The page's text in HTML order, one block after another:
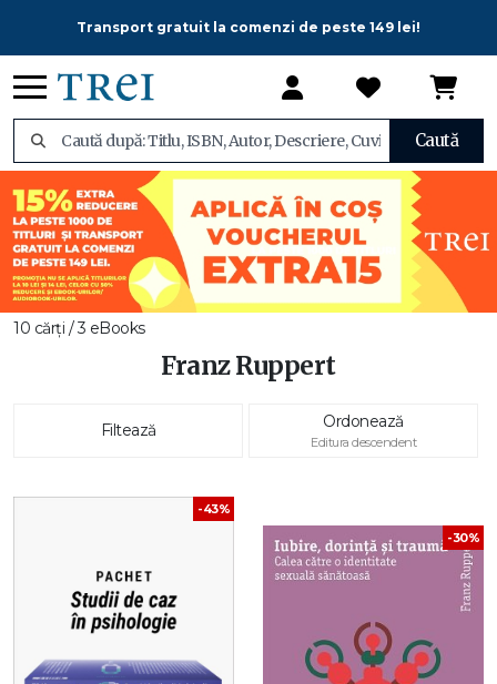
Transport gratuit la comenzi de peste 149 lei!
Caută
10 cărți / 3 eBooks
Franz Ruppert
Filtează Ordonează
Editura descendent
-43%
-30%